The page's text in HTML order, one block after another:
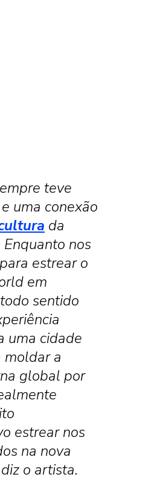
teve
uma conexão
da
Enquanto nos
estrear o
em
sentido
uma cidade
moldar a
global por
estrear nos
na nova
o artista.